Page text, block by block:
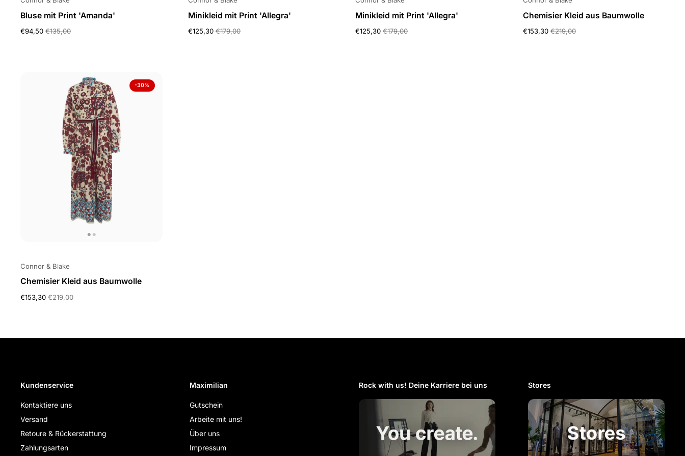
Bluse mit Print 'Amanda'
€94,50 €135,00
Minikleid mit Print 'Allegra'
€125,30 €179,00
Minikleid mit Print 'Allegra'
€125,30 €179,00
Chemisier Kleid aus Baumwolle
€153,30 €219,00
Connor & Blake
Chemisier Kleid aus Baumwolle
€153,30 €219,00
-30%
Kundenservice
Kontaktiere uns
Versand
Retoure & Rückerstattung
Zahlungsarten
Maximilian
Gutschein
Arbeite mit uns!
Über uns
Impressum
Rock with us! Deine Karriere bei uns​ Stores